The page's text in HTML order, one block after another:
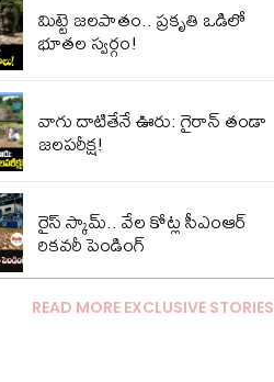
మిట్టె జలపాతం.. ప్రకృతి ఒడిలో
భూతల స్వర్గం!
వాగు దాటితేనే ఊరు: గైరాన్ తండా
జలపరీక్ష!
రైస్ స్కామ్.. వేల కోట్ల‌ సీఎంఆర్
రికవరీ పెండింగ్
READ MORE EXCLUSIVE STORIES